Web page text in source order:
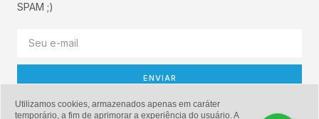
SPAM ;)
ENVIAR
Utilizamos cookies, armazenados apenas em caráter
temporário, a fim de aprimorar a experiência do usuário. A